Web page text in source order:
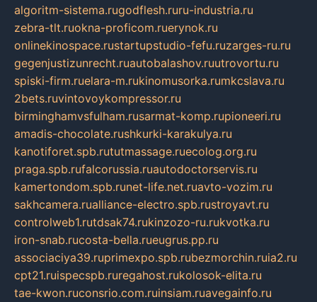
algoritm-sistema.rugodflesh.ruru-industria.ru
zebra-tlt.ruokna-proficom.ruerynok.ru
onlinekinospace.rustartupstudio-fefu.ruzarges-ru.ru
gegenjustizunrecht.ruautobalashov.ruutrovortu.ru
spiski-firm.ruelara-m.rukinomusorka.rumkcslava.ru
2bets.ruvintovoykompressor.ru
birminghamvsfulham.rusarmat-komp.rupioneeri.ru
amadis-chocolate.rushkurki-karakulya.ru
kanotiforet.spb.rututmassage.ruecolog.org.ru
praga.spb.rufalcorussia.ruautodoctorservis.ru
kamertondom.spb.runet-life.net.ruavto-vozim.ru
sakhcamera.rualliance-electro.spb.rustroyavt.ru
controlweb1.rutdsak74.rukinzozo-ru.rukvotka.ru
iron-snab.rucosta-bella.rueugrus.pp.ru
associaciya39.ruprimexpo.spb.rubezmorchin.ruia2.ru
cpt21.ruispecspb.ruregahost.rukolosok-elita.ru
tae-kwon.ruconsrio.com.ruinsiam.ruavegainfo.ru